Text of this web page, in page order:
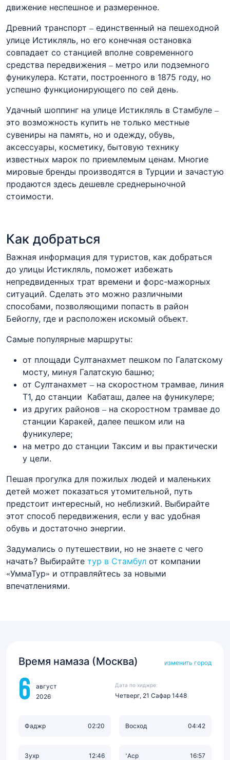
движение неспешное и размеренное.
Древний транспорт – единственный на пешеходной
улице Истикляль, но его конечная остановка
совпадает со станцией вполне современного
средства передвижения – метро или подземного
фуникулера. Кстати, построенного в 1875 году, но
успешно функционирующего по сей день.
Удачный шоппинг на улице Истикляль в Стамбуле –
это возможность купить не только местные
сувениры на память, но и одежду, обувь,
аксессуары, косметику, бытовую технику
известных марок по приемлемым ценам. Многие
мировые бренды производятся в Турции и зачастую
продаются здесь дешевле среднерыночной
стоимости.
Как добраться
Важная информация для туристов, как добраться
до улицы Истикляль, поможет избежать
непредвиденных трат времени и форс-мажорных
ситуаций. Сделать это можно различными
способами, позволяющими попасть в район
Бейоглу, где и расположен искомый объект.
Самые популярные маршруты:
от площади Султанахмет пешком по Галатскому
мосту, минуя Галатскую башню;
от Султанахмет – на скоростном трамвае, линия
Т1, до станции Кабаташ, далее на фуникулере;
из других районов – на скоростном трамвае до
станции Каракей, далее пешком или на
фуникулере;
на метро до станции Таксим и вы практически
у цели.
Пешая прогулка для пожилых людей и маленьких
детей может показаться утомительной, путь
предстоит интересный, но неблизкий. Выбирайте
этот способ передвижения, если у вас удобная
обувь и достаточно энергии.
Задумались о путешествии, но не знаете с чего
начать? Выбирайте тур в Стамбул от компании
«УммаТур» и отправляйтесь за новыми
впечатлениями.
Время намаза (Москва) изменить город
6
август
2026
Дата по хиджре:
Четверг, 21 Сафар 1448
Фаджр 02:20 Восход 04:42
Зухр 12:46 ‘Аср 16:57